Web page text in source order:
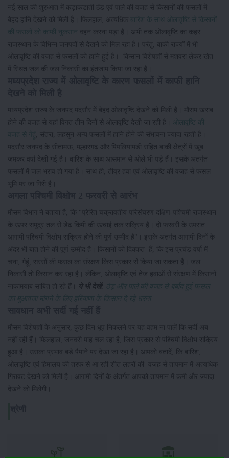
नई साल की शुरुआत में कड़ाकडाती ठंड एवं पाले की वजह से किसानों की फसलों में
बेहद हानि देखने को मिली है। फिलहाल, अत्यधिक
बारिश के साथ ओलावृष्टि से किसानों
की फसलों को काफी नुकसान वहन करना पड़ा है। अभी तक ओलावृष्टि का कहर
राजस्थान के विभिन्न जनपदों से देखने को मिल रहा है। परंतु, बाकी राज्यों में भी
ओलावृष्टि की वजह से फसलों को हानि हुई है। किसान विशेषज्ञों से मशवरा लेकर खेत
में स्थित जल की जल निकासी का इंतजाम किया जा रहा है।
मध्यप्रदेश राज्य के जनपद मंदसौर में बेहद ओलावृष्टि देखने को मिली है। मौसम खराब
होने की वजह से यहां विगत तीन दिनों से ओलावृष्टि देखी जा रही है।
ओलावृष्टि की
वजह से गेहूं
, संतरा, लहसुन अन्य फसलों में हानि होने की संभावना ज्यादा रहती है।
मंदसौर जनपद के सीतामऊ, मल्हारगढ़ और पिपलियामंडी सहित बाकी क्षेत्रों में खूब
जमकर वर्षा देखी गई है। बारिश के साथ आसमान से ओले भी पड़े हैं। इसके अंतर्गत
फसलों में जल भराव हो गया है। साथ ही, तीव्र हवा एवं ओलावृष्टि की वजह से फसल
भूमि पर जा गिरी है।
मौसम विभाग ने बताया है, कि "प्रेरित चक्रावतीय परिसंचरण दक्षिण-पश्चिमी राजस्थान
के ऊपर समुद्र तल से डेढ़ किमी की ऊंचाई तक सक्रिय है। दो फरवरी के उपरांत
आगामी पश्चिमी विक्षोभ सक्रिय होने की पूर्ण उम्मीद है"। इसके अंतर्गत आगामी दिनों के
अंदर भी बात होने की पूर्ण उम्मीद है। किसानों को दिक्कत हैं, कि इस प्रचंड वर्षा में
चना, गेहूं, सरसों की फसल का संरक्षण किस प्रकार से किया जा सकता है। जल
निकासी तो किसान कर रहा है। लेकिन, ओलावृष्टि एवं तेज हवाओं से संरक्षण में किसानों
नाकामयाब साबित हो रहे हैं।
ये भी देखें:
ठंड़ और पाले की वजह से बर्बाद हुई फसल
का मुआवजा मांगने के लिए हरियाणा के किसान दे रहे धरना
मौसम विशेषज्ञों के अनुसार, कुछ दिन धूप निकलने पर यह वहम ना पालें कि सर्दी अब
नहीं रही हैं। फिलहाल, जनवरी माह चल रहा है, जिस प्रकार से पश्चिमी विक्षोभ सक्रिय
हुआ है। उसका प्रभाव बड़े पैमाने पर देखा जा रहा है। आपको बतादें, कि बारिश,
ओलावृष्टि एवं हिमालय की तरफ से आ रही शीत लहरों की वजह से तापमान में अत्यधिक
गिरावट देखने को मिली है। आगामी दिनों के अंतर्गत आपको तापमान में कमी और ज्यादा
देखने को मिलेगी।